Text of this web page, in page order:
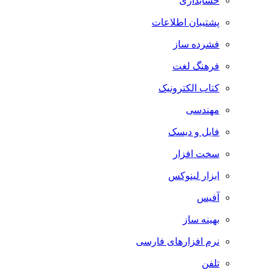
پشتیبان اطلاعات
فشرده ساز
فرهنگ لغت
کتاب الکترونیک
مهندسی
فایل و دیسک
سخت افزار
ابزار لینوکس
آفیس
بهینه ساز
نرم افزارهای فارسی
تلفن